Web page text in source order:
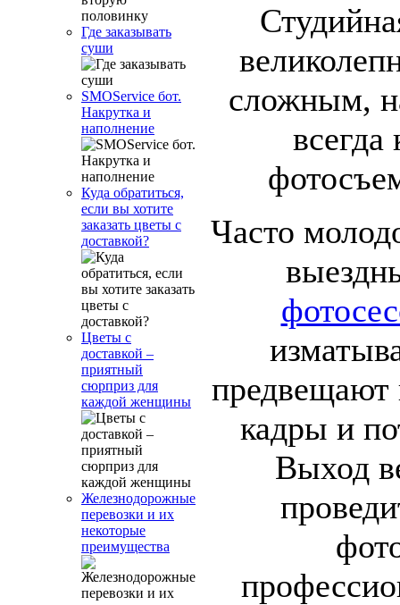
Где заказывать
суши
SMOService бот.
Накрутка и
наполнение
Куда обратиться,
если вы хотите
заказать цветы с
доставкой?
Цветы с
доставкой –
приятный
сюрприз для
каждой женщины
Железнодорожные
перевозки и их
некоторые
преимущества
сложным,
Часто
предвещают
кадры и
Выход